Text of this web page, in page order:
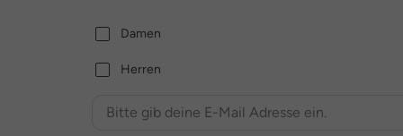
Damen
Herren